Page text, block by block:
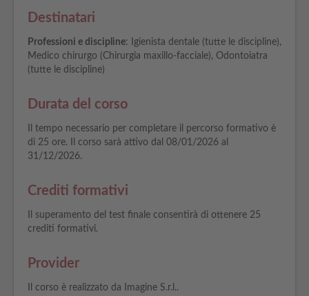
Destinatari
Professioni e discipline: Igienista dentale (tutte le discipline),
Medico chirurgo (Chirurgia maxillo-facciale), Odontoiatra
(tutte le discipline)
Durata del corso
Il tempo necessario per completare il percorso formativo è
di 25 ore. Il corso sarà attivo dal 08/01/2026 al
31/12/2026.
Crediti formativi
Il superamento del test finale consentirà di ottenere 25
crediti formativi.
Provider
Il corso è realizzato da Imagine S.r.l..